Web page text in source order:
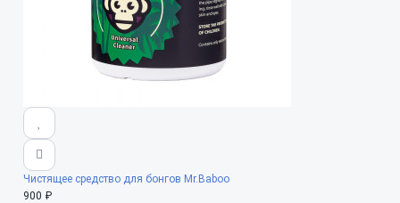
Чистящее средство для бонгов Mr.Baboo
900 ₽